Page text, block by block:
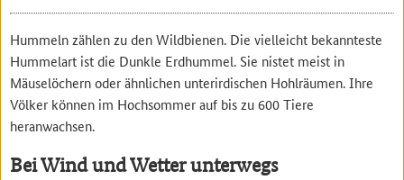
Hummeln zählen zu den Wildbienen. Die vielleicht bekannteste
Hummelart ist die Dunkle Erdhummel. Sie nistet meist in
Mäuselöchern oder ähnlichen unterirdischen Hohlräumen. Ihre
Völker können im Hochsommer auf bis zu 600 Tiere
heranwachsen.
Bei Wind und Wetter unterwegs